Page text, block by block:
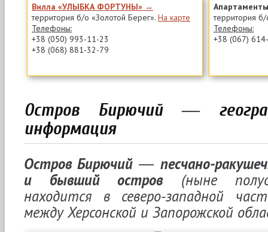
Вилла «УЛЫБКА ФОРТУНЫ» →
территория б/о «Золотой Берег». На карте
Телефоны:
+38 (050) 993-11-23
+38 (068) 881-32-79
территория
Телефоны:
+38 (067)
Остров Бирючий ―
информация
Остров Бирючий ― песчано-
и бывший остров(ныне
находится в северо-западной
между Херсонской и Запорожской